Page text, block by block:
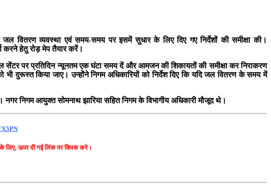
व्यवस्था एवं समय-समय पर इसमें सुधार के लिए दिए गए निर्देशों की समीक्षा की।
करने हेतु रोड़ मेप तैयार करें।
सेंटर पर प्रतिदिन न्यूनतम एक घंटा समय दें और आमजन की शिकायतों की समीक्षा कर निराकरण
दुरूस्त किया जाए। उन्होंने निगम अधिकारियों को निर्देश दिए कि यदि जल वितरण के समय में
निगम आयुक्त सोमनाथ झारिया सहित निगम के विभागीय अधिकारी मौजूद थे।
लिए, ऊपर दी गई लिंक पर क्लिक करे।